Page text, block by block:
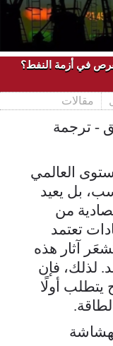
في أزمة النفط؟
مقالات
- ترجمة
العالمي
بل يعيد
من
تعتمد
آثار هذه
لذلك، فإن
أولًا